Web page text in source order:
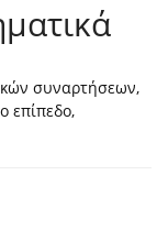
συναρτήσεων,
επίπεδο,